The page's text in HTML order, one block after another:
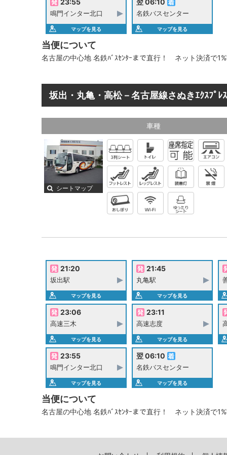
23:55
鳴門インター北口
マップを見る
翌 06:10
名鉄バスセンター
マップを見る
当便について
名古屋の中心地 名鉄ﾊﾞｽｾﾝﾀｰまで直行！ ネット決済で
坂出・丸亀・高松－名古屋線さぬきｴｸｽﾌﾟﾚｽ
車種
シートマップ
21:20
坂出駅
マップを見る
21:45
丸亀駅
マップを見る
23:06
高速三木
マップを見る
23:11
高速志度
マップを見る
23:55
鳴門インター北口
マップを見る
翌 06:10
名鉄バスセンター
マップを見る
当便について
名古屋の中心地 名鉄ﾊﾞｽｾﾝﾀｰまで直行！ ネット決済で